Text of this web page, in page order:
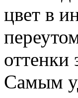
цвет в
оттенки
Самым